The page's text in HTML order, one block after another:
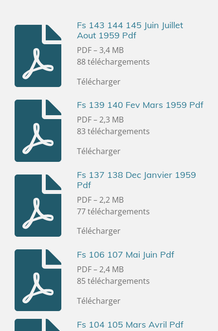
Fs 143 144 145 Juin Juillet
Aout 1959 Pdf
PDF – 3,4 MB
88 téléchargements
Télécharger
Fs 139 140 Fev Mars 1959 Pdf
PDF – 2,3 MB
83 téléchargements
Télécharger
Fs 137 138 Dec Janvier 1959
Pdf
PDF – 2,2 MB
77 téléchargements
Télécharger
Fs 106 107 Mai Juin Pdf
PDF – 2,4 MB
85 téléchargements
Télécharger
Fs 104 105 Mars Avril Pdf